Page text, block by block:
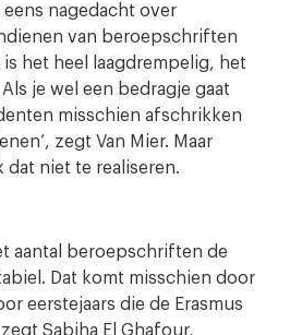
eens nagedacht over
van beroepschriften
is het heel laagdrempelig, het
je wel een bedragje gaat
misschien afschrikken
zegt Van Mier. Maar
niet te realiseren.
aantal beroepschriften de
Dat komt misschien door
eerstejaars die de Erasmus
Sabiha El Ghafour,